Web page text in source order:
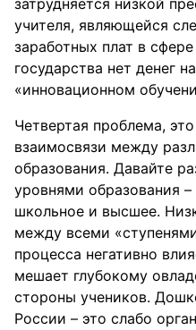
затрудняется низкой
учителя, являющейся
заработных плат в
государства нет денег
«инновационном
Четвертая проблема,
взаимосвязи между
образования. Давайте
уровнями образования
школьное и высшее.
между всеми
процесса негативно
мешает глубокому
стороны учеников.
России – это слабо